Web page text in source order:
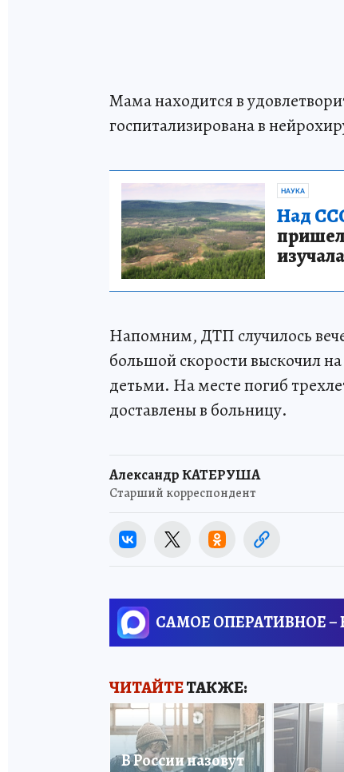
Мама находится в
госпитализирована в
НАУКА
Над
Напомним, ДТП случилось
большой скорости выскочил
детьми. На месте погиб
доставлены в больницу.
Александр КАТЕРУША
Старший корреспондент
САМОЕ ОПЕРАТИВНОЕ –
ЧИТАЙТЕТАКЖЕ:
В России назовут